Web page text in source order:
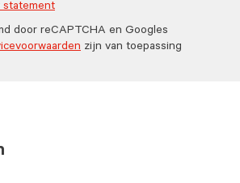
statement
door reCAPTCHA en Googles
zijn van toepassing